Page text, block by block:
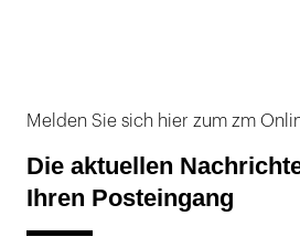
Melden Sie sich hier zum zm
Die aktuellen
Ihren Posteingang